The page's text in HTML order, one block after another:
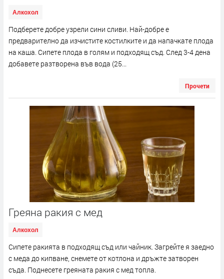
Алкохол
Подберете добре узрели сини сливи. Най-добре е
предварително да изчистите костилките и да напачкате плода
на каша. Сипете плода в голям и подходящ съд. След 3-4 дена
добавете разтворена във вода (25...
Прочети
Греяна ракия с мед
Алкохол
Сипете ракията в подходящ съд или чайник. Загрейте я заедно
с меда до кипване, снемете от котлона и дръжте затворен
съда. Поднесете греяната ракия с мед топла.